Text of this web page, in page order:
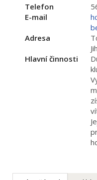
Telefon
E-mail
Adresa
Hlavní činnosti